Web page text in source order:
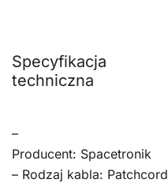
Specyfikacja
techniczna
–
Producent: Spacetronik
– Rodzaj kabla: Patchcord